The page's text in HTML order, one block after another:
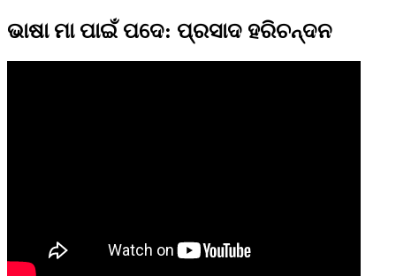
ଭାଷା ମା ପାଇଁ ପଦେ: ପ୍ରସାଦ ହରିଚନ୍ଦନ